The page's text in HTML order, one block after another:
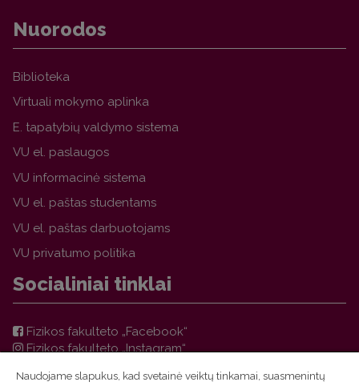
Nuorodos
Biblioteka
Virtuali mokymo aplinka
E. tapatybių valdymo sistema
VU el. paslaugos
VU informacinė sistema
VU el. paštas studentams
VU el. paštas darbuotojams
VU privatumo politika
Socialiniai tinklai
Fizikos fakulteto „Facebook“
Fizikos fakulteto „Instagram“
VU FF TFAI Molėtų astronomijos observatorijos
Naudojame slapukus, kad svetainė veiktų tinkamai, suasmenintų